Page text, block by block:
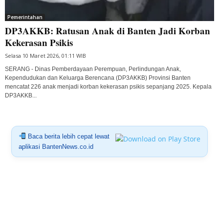
Pemerintahan
DP3AKKB: Ratusan Anak di Banten Jadi Korban
Kekerasan Psikis
Selasa 10 Maret 2026, 01:11 WIB
SERANG - Dinas Pemberdayaan Perempuan, Perlindungan Anak,
Kependudukan dan Keluarga Berencana (DP3AKKB) Provinsi Banten
mencatat 226 anak menjadi korban kekerasan psikis sepanjang 2025. Kepala
DP3AKKB...
Baca berita lebih cepat lewat
aplikasi BantenNews.co.id